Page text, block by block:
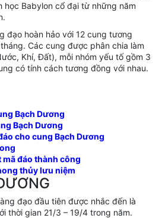
học Babylon cổ đại từ những năm
đạo hoàn hảo với 12 cung tương
Các cung được phân chia làm
Khí, Đất), mỗi nhóm yếu tố gồm 3
có tính cách tương đồng với nhau.
Bạch Dương
Bạch Dương
cho cung Bạch Dương
đáo thành công
thủy lưu niệm
đạo đầu tiên được nhắc đến là
thời gian 21/3 – 19/4 trong năm.